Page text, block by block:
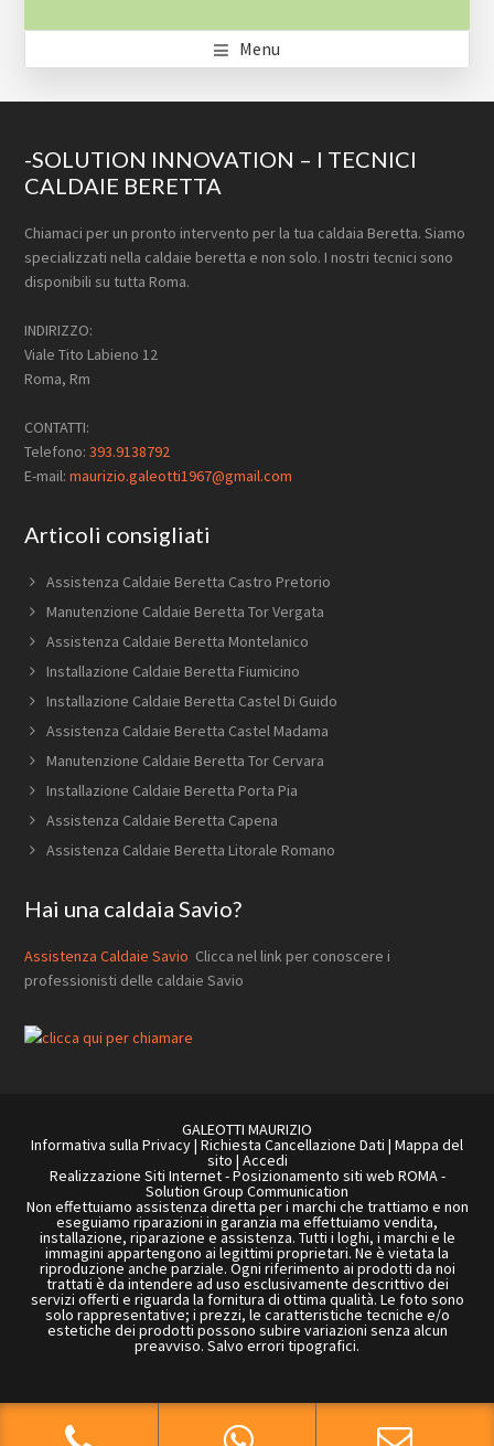
Menu
Footer
-SOLUTION INNOVATION – I TECNICI
CALDAIE BERETTA
Chiamaci per un pronto intervento per la tua caldaia Beretta. Siamo
specializzati nella caldaie beretta e non solo. I nostri tecnici sono
disponibili su tutta Roma.
INDIRIZZO:
Viale Tito Labieno 12
Roma, Rm
CONTATTI:
Telefono:393.9138792
E-mail:maurizio.galeotti1967@gmail.com
Articoli consigliati
Assistenza Caldaie Beretta Castro Pretorio
Manutenzione Caldaie Beretta Tor Vergata
Assistenza Caldaie Beretta Montelanico
Installazione Caldaie Beretta Fiumicino
Installazione Caldaie Beretta Castel Di Guido
Assistenza Caldaie Beretta Castel Madama
Manutenzione Caldaie Beretta Tor Cervara
Installazione Caldaie Beretta Porta Pia
Assistenza Caldaie Beretta Capena
Assistenza Caldaie Beretta Litorale Romano
Hai una caldaia Savio?
Assistenza Caldaie Savio Clicca nel link per conoscere i
professionisti delle caldaie Savio
GALEOTTI MAURIZIO
Informativa sulla Privacy| Richiesta Cancellazione Dati | Mappa del
sito | Accedi
Realizzazione Siti Internet-Posizionamento siti web ROMA-
Solution Group Communication
Non effettuiamo assistenza diretta per i marchi che trattiamo e non
eseguiamo riparazioni in garanzia ma effettuiamo vendita,
installazione, riparazione e assistenza. Tutti i loghi, i marchi e le
immagini appartengono ai legittimi proprietari. Ne è vietata la
riproduzione anche parziale. Ogni riferimento ai prodotti da noi
trattati è da intendere ad uso esclusivamente descrittivo dei
servizi offerti e riguarda la fornitura di ottima qualità. Le foto sono
solo rappresentative; i prezzi, le caratteristiche tecniche e/o
estetiche dei prodotti possono subire variazioni senza alcun
preavviso. Salvo errori tipografici.